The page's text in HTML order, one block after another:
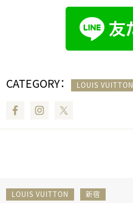
CATEGORY： LOUIS VUITTON
FacebookInstagram
LOUIS VUITTON 新宿